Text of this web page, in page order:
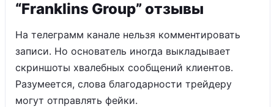
“Franklins Group” отзывы
На телеграмм канале нельзя комментировать
записи. Но основатель иногда выкладывает
скриншоты хвалебных сообщений клиентов.
Разумеется, слова благодарности трейдеру
могут отправлять фейки.